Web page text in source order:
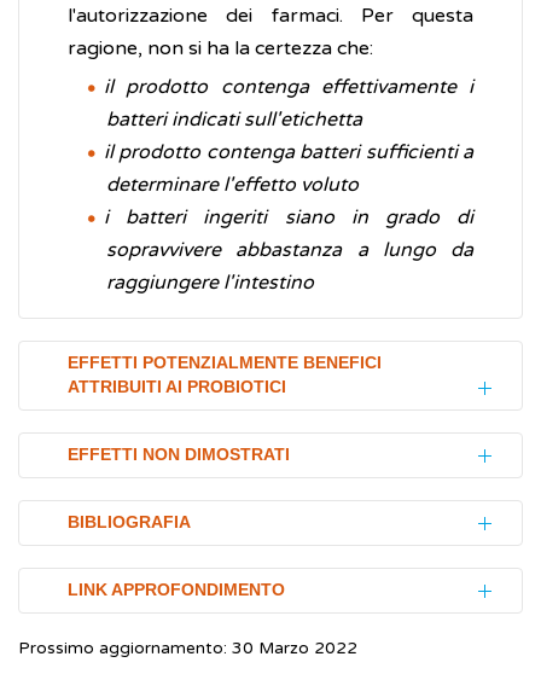
l'autorizzazione dei farmaci. Per questa
ragione, non si ha la certezza che:
il prodotto contenga effettivamente i
batteri indicati sull'etichetta
il prodotto contenga batteri sufficienti a
determinare l'effetto voluto
i batteri ingeriti siano in grado di
sopravvivere abbastanza a lungo da
raggiungere l'intestino
EFFETTI POTENZIALMENTE BENEFICI
ATTRIBUITI AI PROBIOTICI
Gli effetti benefici dei probiotici sono diversi;
essi, ad esempio, aiutano a prevenire la
diarrea associata agli
intervengono nella protezione dei bambini
nati prematuramente, nella
colon irritabile, nell'intolleranza al lattosioe
nella pouchite (una infiammazione della
EFFETTI NON DIMOSTRATI
Alcuni effetti dei probiotici non sono ancora
stati dimostrati, essi includono:
Coliche nei bambini
È stato suggerito che i probiotici possano
BIBLIOGRAFIA
Ministero della Salute.Linee guida probiotici.
Indicazioni per alimenti e integratori
contenenti microrganismi (batteri e/o lieviti)
LINK APPROFONDIMENTO
Ministero della Salute.Linee guida probiotici.
Prossimo aggiornamento: 30 Marzo 2022